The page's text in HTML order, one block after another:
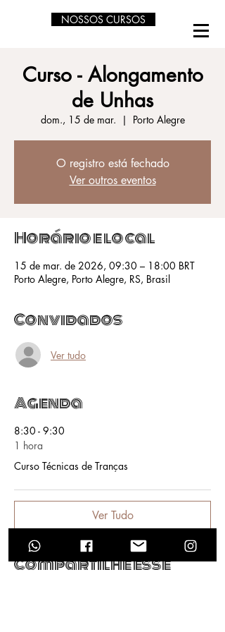
NOSSOS CURSOS
Curso - Alongamento
de Unhas
dom., 15 de mar.
  |
Porto Alegre
O registro está fechado
Ver outros eventos
Horário e local
15 de mar. de 2026, 09:30 – 18:00 BRT
Porto Alegre, Porto Alegre, RS, Brasil
Convidados
Ver tudo
Agenda
8:30 - 9:30
1 hora
Curso Técnicas de Tranças
Ver Tudo
Compartilhe esse